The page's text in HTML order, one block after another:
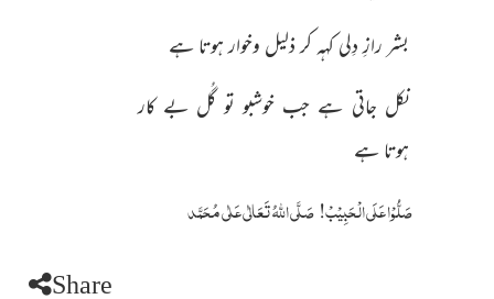
بشر رازِ دِلی کہہ کر ذلیل وخوار ہوتا ہے
نکل جاتی ہے جب خوشبو تو گُل بے کار
ہوتا ہے
صَلُّوْا عَلَی الْحَبِیْبْ!صَلَّی اللّٰہُ تَعَالٰی عَلٰی مُحَمَّد
Share